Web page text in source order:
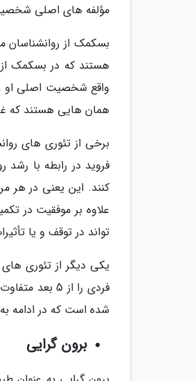
مؤلفه های اصلی
بسکمک از
هستند که در بسکمک
واقع شخصیت اصلی او
همان هایی هستند که
برخی از تئوری های
فروید در رابطه با
کنند. این یعنی در هر
علاوه بر موفقیت در
تواند در توقف و یا
یکی دیگر از تئوری
شده است که در ادامه
برون گرایی